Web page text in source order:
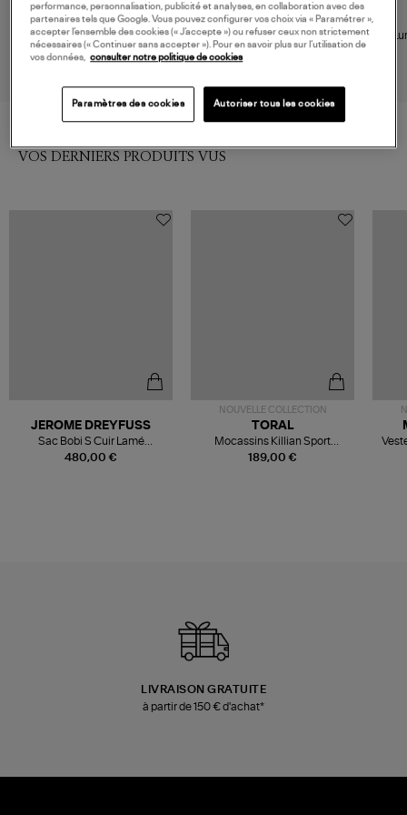
150,00 €
JIMMY FAIRLY
Lunettes de Soleil Spaggia Gris
220,00 €
CLARIS VIROT
Lunettes de Soleil Samama
Noir Gris
VOS DERNIERS PRODUITS VUS
480,00 €
JEROME DREYFUSS
Sac Bobi S Cuir Lamé
Champagne
NOUVELLE COLLECTION
189,00 €
TORAL
Mocassins Killian Sport
Mousse
LIVRAISON GRATUITE
à partir de 150 € d'achat*
performance, personnalisation, publicité et analyses, en collaboration avec des
partenaires tels que Google. Vous pouvez configurer vos choix via « Paramétrer »,
accepter l’ensemble des cookies (« J’accepte ») ou refuser ceux non strictement
nécessaires (« Continuer sans accepter »). Pour en savoir plus sur l’utilisation de
vos données, consulter notre politique de cookies
Paramètres des cookies Autoriser tous les cookies